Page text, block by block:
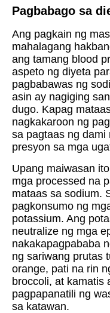
Pagbabago sa
Ang pagkain ng
mahalagang
ang tamang blood
aspeto ng diyeta
pagbabawas ng
asin ay nagiging
dugo. Kapag
nagkakaroon ng
sa pagtaas ng dami
presyon sa mga
Upang maiwasan
mga processed na
mataas sa sodium.
pagkonsumo ng
potassium. Ang
neutralize ng mga
nakakapagpababa
ng sariwang prutas
orange, pati na rin
broccoli, at kamatis
pagpapanatili ng
sa katawan.